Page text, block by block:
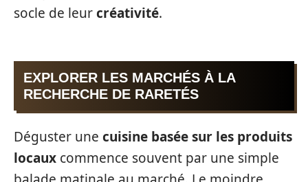
socle de leurcréativité.
EXPLORER LES MARCHÉS À LA
RECHERCHE DE RARETÉS
Déguster une cuisine basée sur les produits
locaux commence souvent par une simple